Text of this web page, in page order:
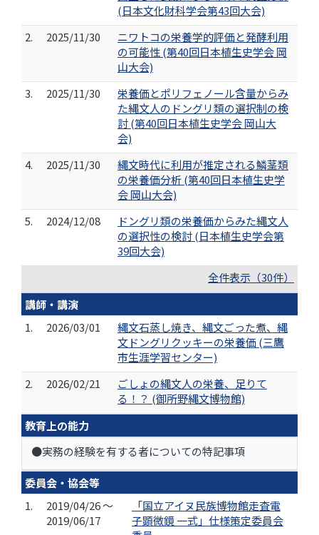
(日本文化財科学会第43回大会)
2.
2025/11/30
ニワトコの栄養学的評価と発酵利用
の可能性 (第40回日本植生史学会 岡
山大会)
3.
2025/11/30
栄養価とポリフェノール含量からみ
た縄文人のドングリ類の選択制の検
討 (第40回日本植生史学会 岡山大
会)
4.
2025/11/30
縄文時代に利用が推定される鱗茎類
の栄養価分析 (第40回日本植生史学
会 岡山大会)
5.
2024/12/08
ドングリ類の栄養価からみた縄文人
の選択性の検討 (日本植生史学会第
39回大会)
全件表示（30件）
講師・講演
1.
2026/03/01
縄文石蒸し焼き、縄文ごった煮、縄
文ドングリクッキーの栄養価 (三鷹
市生涯学習センター)
2.
2026/02/21
ごしょの縄文人の栄養、足りて
る！？ (御所野縄文博物館)
教育上の能力
●実務の経験を有する者についての特記事項
委員会・協会等
1.
2019/04/26 ～
2019/06/17
「国立アイヌ民族博物館走査電
子顕微鏡 一式」仕様策定委員会